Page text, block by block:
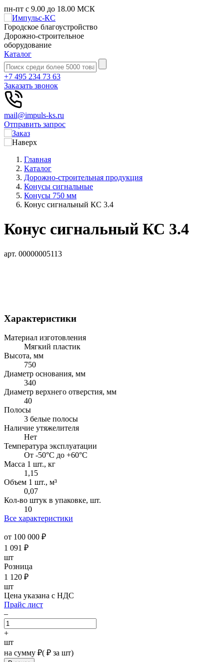
пн-пт с 9.00 до 18.00 МСК
Городское благоустройство
Дорожно-строительное
оборудование
Каталог
+7 495 234 73 63
Заказать звонок
mail@impuls-ks.ru
Отправить запрос
Главная
Каталог
Дорожно-строительная продукция
Конусы сигнальные
Конусы 750 мм
Конус сигнальный КС 3.4
Конус сигнальный КС 3.4
арт. 00000005113
Характеристики
Материал изготовления
Мягкий пластик
Высота, мм
750
Диаметр основания, мм
340
Диаметр верхнего отверстия, мм
40
Полосы
3 белые полосы
Наличие утяжелителя
Нет
Температура эксплуатации
От -50°C до +60°C
Масса 1 шт., кг
1,15
Объем 1 шт., м³
0,07
Кол-во штук в упаковке, шт.
10
Все характеристики
от 100 000 ₽
1 091 ₽
шт
Розница
1 120 ₽
шт
Цена указана с НДС
Прайс лист
–
+
шт
на сумму ₽( ₽ за шт)